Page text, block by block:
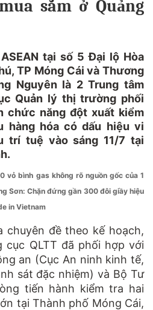
sắm ở Quảng
tại số 5 Đại lộ Hòa
TP Móng Cái và Thương
Nguyên là 2 Trung tâm
Quản lý thị trường phối
chức năng đột xuất kiểm
hàng hóa có dấu hiệu vi
trí tuệ vào sáng 11/7 tại
vỏ bình gas không rõ nguồn gốc của 1
Sơn: Chặn đứng gần 300 đôi giầy hiệu
in Vietnam
chuyên đề theo kế hoạch,
cục QLTT đã phối hợp với
an (Cục An ninh kinh tế,
sát đặc nhiệm) và Bộ Tư
tiến hành kiểm tra hai
tại Thành phố Móng Cái,